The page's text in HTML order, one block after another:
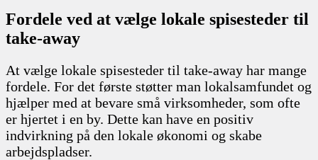
Fordele ved at vælge lokale spisesteder til
take-away
At vælge lokale spisesteder til take-away har mange
fordele. For det første støtter man lokalsamfundet og
hjælper med at bevare små virksomheder, som ofte
er hjertet i en by. Dette kan have en positiv
indvirkning på den lokale økonomi og skabe
arbejdspladser.